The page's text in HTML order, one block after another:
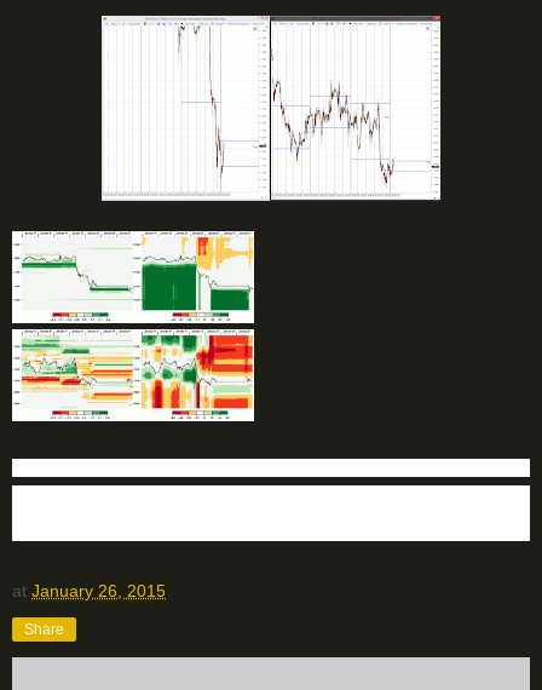
at January 26, 2015
Share